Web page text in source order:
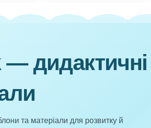
дидактичні
та матеріали для розвитку й